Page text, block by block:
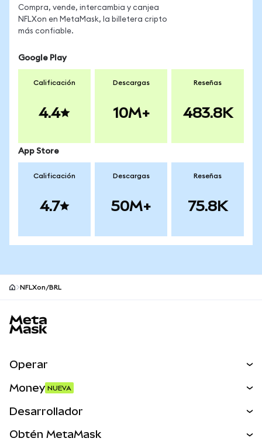
Compra, vende, intercambia y canjea
NFLXon en MetaMask, la billetera cripto
más confiable.
Google Play
Calificación
4.4
Descargas
10M+
Reseñas
483.8K
App Store
Calificación
4.7
Descargas
50M+
Reseñas
75.8K
NFLXon/BRL
Operar
Activos del mundo real
Money NUEVA
Desarrollador
Obtén MetaMask